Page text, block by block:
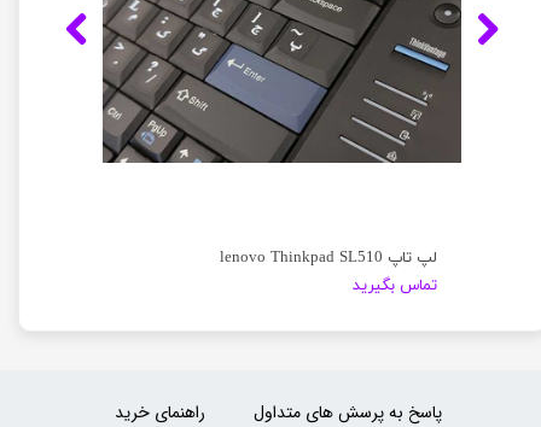
لپ تاپ lenovo Thinkpad SL510
تماس بگیرید
راهنمای خرید پاسخ به پرسش های متداول